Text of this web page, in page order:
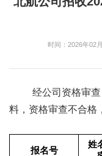
时间：2026年02
经公司资格审
料，资格审查不合格
报名号
姓